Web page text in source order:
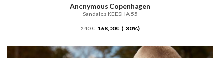
Anonymous Copenhagen
Sandales KEESHA 55
240 € 168,00€ (-30%)